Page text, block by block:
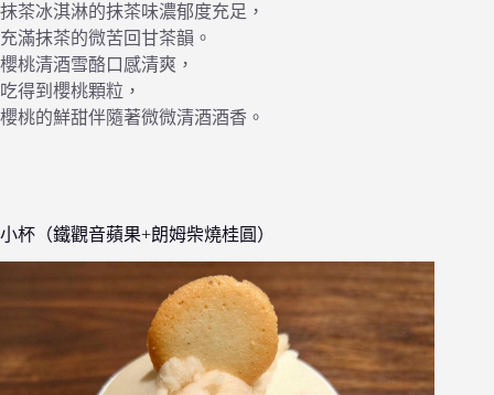
抹茶冰淇淋的抹茶味濃郁度充足，
充滿抹茶的微苦回甘茶韻。
櫻桃清酒雪酪口感清爽，
吃得到櫻桃顆粒，
櫻桃的鮮甜伴隨著微微清酒酒香。
小杯（鐵觀音蘋果+朗姆柴燒桂圓）